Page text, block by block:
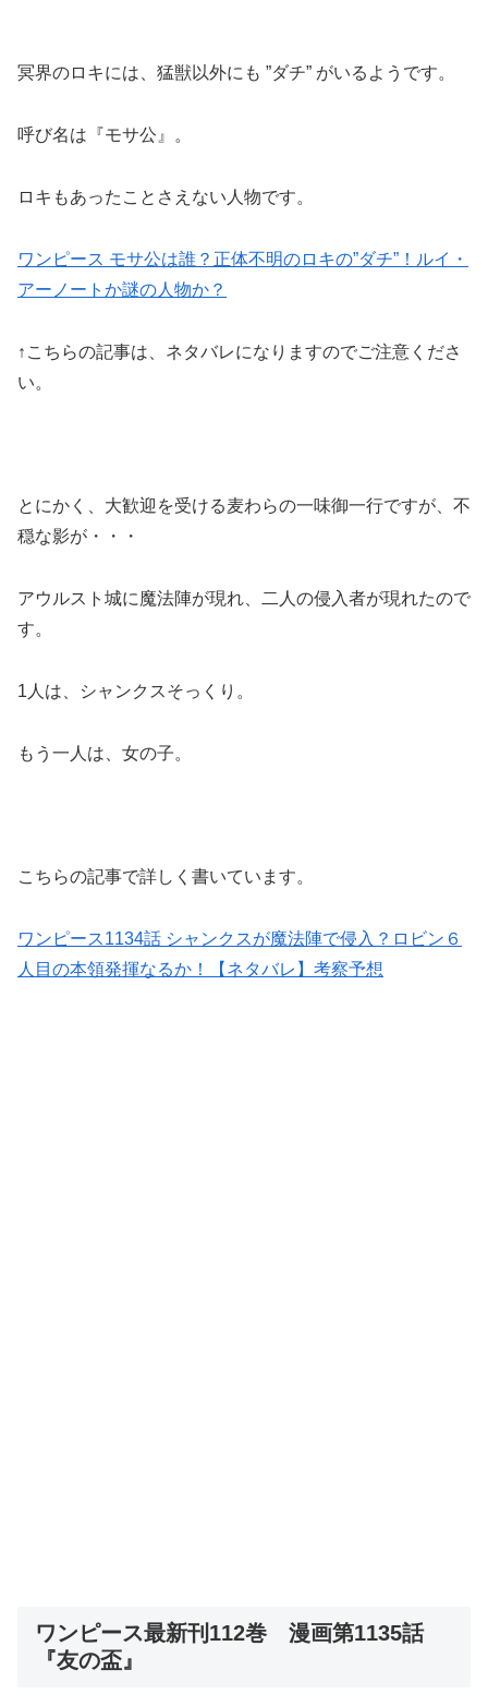
冥界のロキには、猛獣以外にも ”ダチ” がいるようです。
呼び名は『モサ公』。
ロキもあったことさえない人物です。
ワンピース モサ公は誰？正体不明のロキの”ダチ”！ルイ・
アーノートか謎の人物か？
↑こちらの記事は、ネタバレになりますのでご注意くださ
い。
とにかく、大歓迎を受ける麦わらの一味御一行ですが、不
穏な影が・・・
アウルスト城に魔法陣が現れ、二人の侵入者が現れたので
す。
1人は、シャンクスそっくり。
もう一人は、女の子。
こちらの記事で詳しく書いています。
ワンピース1134話 シャンクスが魔法陣で侵入？ロビン６
人目の本領発揮なるか！【ネタバレ】考察予想
ワンピース最新刊112巻 漫画第1135話
『友の盃』